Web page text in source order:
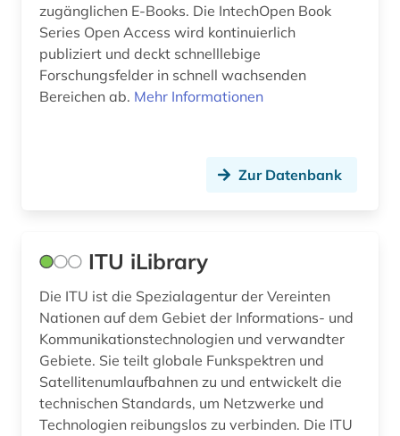
zugänglichen E-Books. Die IntechOpen Book
Series Open Access wird kontinuierlich
publiziert und deckt schnelllebige
Forschungsfelder in schnell wachsenden
Bereichen ab. Mehr Informationen
Zur Datenbank
ITU iLibrary
Die ITU ist die Spezialagentur der Vereinten
Nationen auf dem Gebiet der Informations- und
Kommunikationstechnologien und verwandter
Gebiete. Sie teilt globale Funkspektren und
Satellitenumlaufbahnen zu und entwickelt die
technischen Standards, um Netzwerke und
Technologien reibungslos zu verbinden. Die ITU